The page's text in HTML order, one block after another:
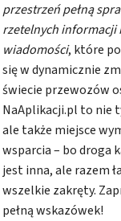
przestrzeń pełną
rzetelnych informacji
wiadomości, które
się w dynamicznie
świecie przewozów
NaAplikacji.pl to nie
ale także miejsce
wsparcia – bo droga
jest inna, ale razem
wszelkie zakręty.
pełną wskazówek!